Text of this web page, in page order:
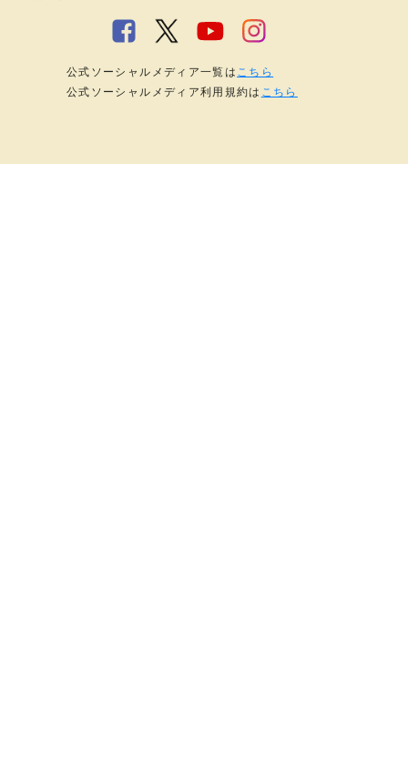
公式ソーシャルメディア一覧は こちら
公式ソーシャルメディア利用規約は こちら